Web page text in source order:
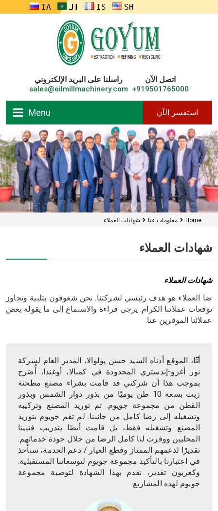
ENGLISH
FRANÇAISالعربيةRUSSIA
اتصل الآن
919501765000+
راسلنا على البريد الإلكتروني
sales@oilmillmachinery.com
Menu استفسر الآن
Home معلومات عنا شهادات العملاء
شهادات العملاء
شهادات العملاء
ضا العملاء هو هدف رئيسي لشركتنا. نحن شغوفون بتلبية وتجاوز
توقعات عملائنا الكرام. يرجى قراءة والاستماع إلى ما يقوله بعض
عملائنا الموقرين عنا.
أنا، الموقع أدناه السيد حسن يولوالا، المدير العام لشركة
نور أغرو-إندستري المحدودة في كمبالا، أوغندا، أُصَرح
بموجب هذا أن شركتي قد قامت بشراء مصنع مطحنة
زيت بسعة 10 طن يوميًا من بذور دوار الشمس وبذور
القطن من مجموعة جويوم. تم توريد المصنع وتركيبه
وتشغيله إلى رضا كامل من جانبنا. لم تقم جويوم بتوريد
المصنع وتشغيله فقط، بل قامت أيضًا بتدريب فنيينا
المحليين ووفرت لنا كامل الرضا من خلال جودة خدماتهم.
تقديرًا لدعمهم الممتاز وقطع الغيار / دعم الخدمة، سنأخذ
في اعتبارنا بالتأكيد مجموعة جويوم لتوسعاتنا المستقبلية.
وكعربون تقدير، نقدم بهذا الشهادة لتوصية مجموعة
جويوم لهذه المشاريع.